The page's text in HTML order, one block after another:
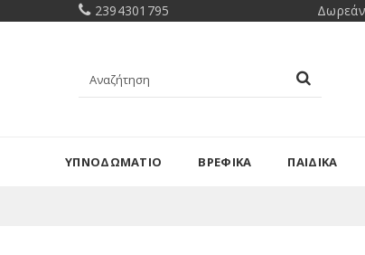
2394301795
ΥΠΝΟΔΩΜΑΤΙΟ ΒΡΕΦΙΚΑ ΠΑΙΔΙΚΑ